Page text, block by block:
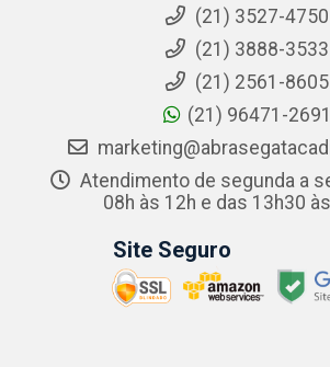
(21) 3527-4750
(21) 3888-3533
(21) 2561-8605
(21) 96471-2691
Atendimento de segunda a
08h às 12h e das 13h30
Site Seguro